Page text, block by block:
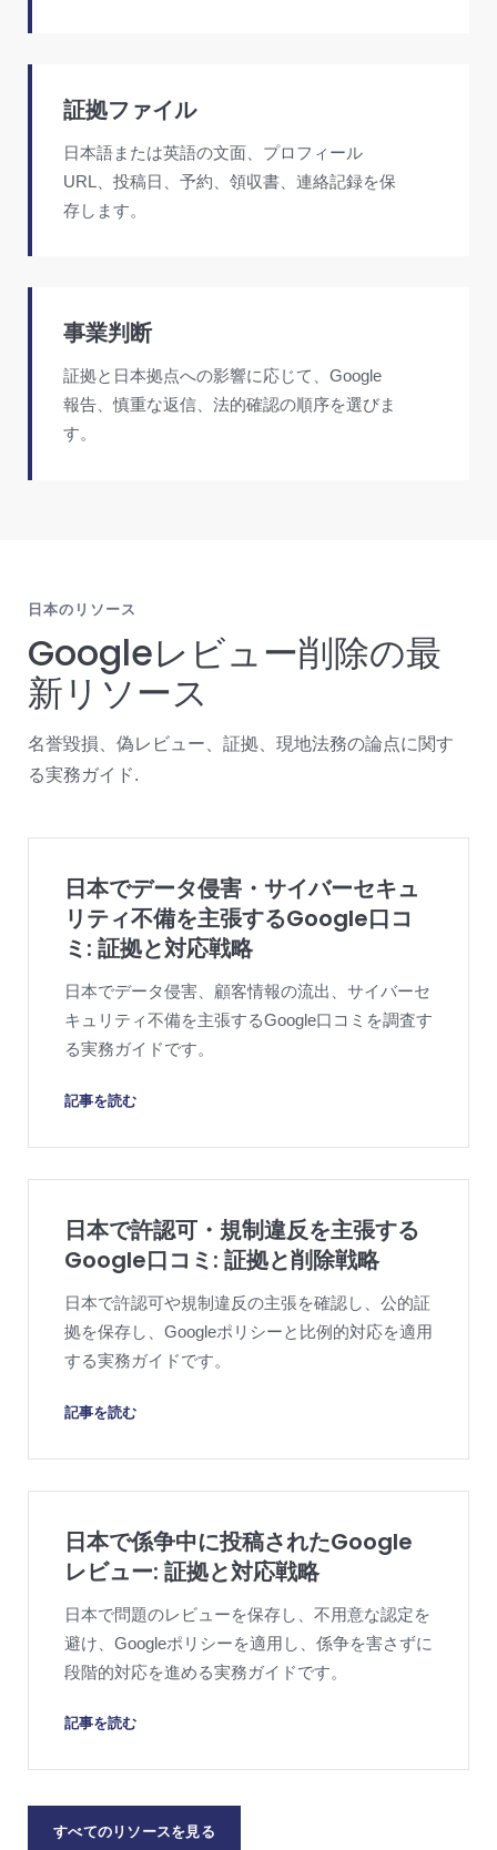
証拠ファイル
日本語または英語の文面、プロフィール
URL、投稿日、予約、領収書、連絡記録を保
存します。
事業判断
証拠と日本拠点への影響に応じて、Google
報告、慎重な返信、法的確認の順序を選びま
す。
日本のリソース
Googleレビュー削除の最
新リソース
名誉毀損、偽レビュー、証拠、現地法務の論点に関す
る実務ガイド.
日本でデータ侵害・サイバーセキュ
リティ不備を主張するGoogle口コ
ミ: 証拠と対応戦略
日本でデータ侵害、顧客情報の流出、サイバーセ
キュリティ不備を主張するGoogle口コミを調査す
る実務ガイドです。
記事を読む
日本で許認可・規制違反を主張する
Google口コミ: 証拠と削除戦略
日本で許認可や規制違反の主張を確認し、公的証
拠を保存し、Googleポリシーと比例的対応を適用
する実務ガイドです。
記事を読む
日本で係争中に投稿されたGoogle
レビュー: 証拠と対応戦略
日本で問題のレビューを保存し、不用意な認定を
避け、Googleポリシーを適用し、係争を害さずに
段階的対応を進める実務ガイドです。
記事を読む
すべてのリソースを見る